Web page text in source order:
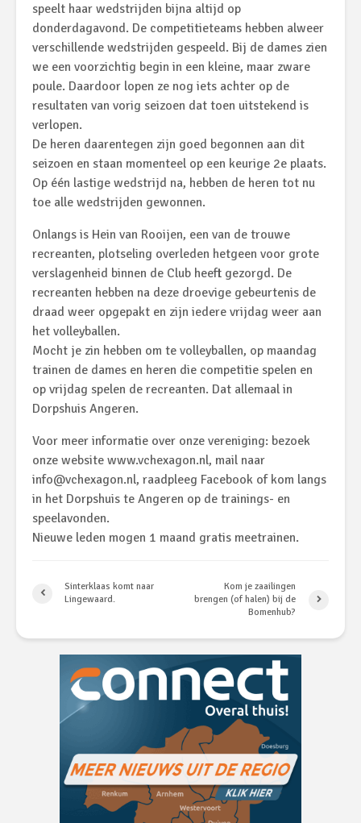
speelt haar wedstrijden bijna altijd op
donderdagavond. De competitieteams hebben alweer
verschillende wedstrijden gespeeld. Bij de dames zien
we een voorzichtig begin in een kleine, maar zware
poule. Daardoor lopen ze nog iets achter op de
resultaten van vorig seizoen dat toen uitstekend is
verlopen.
De heren daarentegen zijn goed begonnen aan dit
seizoen en staan momenteel op een keurige 2e plaats.
Op één lastige wedstrijd na, hebben de heren tot nu
toe alle wedstrijden gewonnen.
Onlangs is Hein van Rooijen, een van de trouwe
recreanten, plotseling overleden hetgeen voor grote
verslagenheid binnen de Club heeft gezorgd. De
recreanten hebben na deze droevige gebeurtenis de
draad weer opgepakt en zijn iedere vrijdag weer aan
het volleyballen.
Mocht je zin hebben om te volleyballen, op maandag
trainen de dames en heren die competitie spelen en
op vrijdag spelen de recreanten. Dat allemaal in
Dorpshuis Angeren.
Voor meer informatie over onze vereniging: bezoek
onze website www.vchexagon.nl, mail naar
info@vchexagon.nl, raadpleeg Facebook of kom langs
in het Dorpshuis te Angeren op de trainings- en
speelavonden.
Nieuwe leden mogen 1 maand gratis meetrainen.
Sinterklaas komt naar
Lingewaard.
Kom je zaailingen
brengen (of halen) bij de
Bomenhub?